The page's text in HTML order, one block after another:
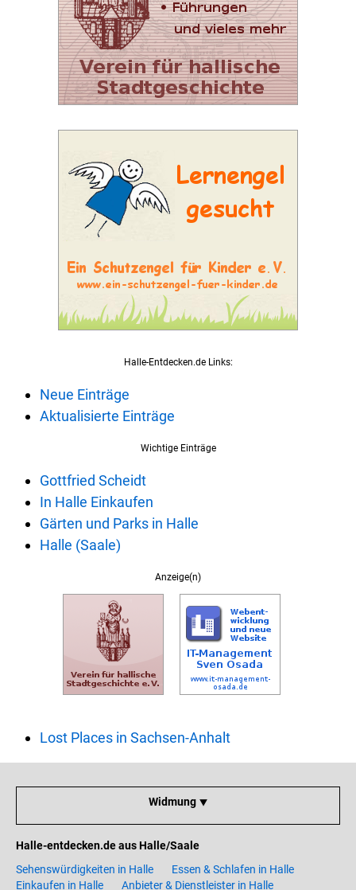
Halle-Entdecken.de Links:
Neue Einträge
Aktualisierte Einträge
Wichtige Einträge
Gottfried Scheidt
In Halle Einkaufen
Gärten und Parks in Halle
Halle (Saale)
Anzeige(n)
Lost Places in Sachsen-Anhalt
Widmung ⯆
Halle-entdecken.de aus Halle/Saale
Sehenswürdigkeiten in Halle
Essen & Schlafen in Halle
Einkaufen in Halle
Anbieter & Dienstleister in Halle